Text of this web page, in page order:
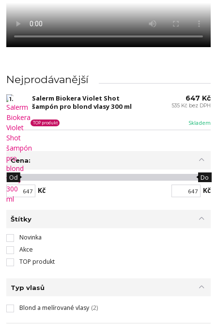
Nejprodávanější
1.
Salerm Biokera Violet Shot
šampón pro blond vlasy 300 ml
Skladem
TOP produkt
647 Kč
535 Kč bez DPH
Cena:
Kč
Od Do
Kč
Štítky
Novinka
Akce
TOP produkt
Typ vlasů
Blond a melírované vlasy (2)